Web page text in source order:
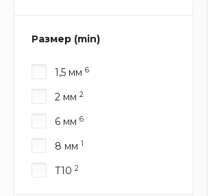
Размер (min)
1,5 мм 6
2 мм 2
6 мм 6
8 мм 1
T10 2